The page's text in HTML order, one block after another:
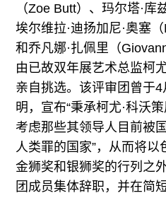
（Zoe Butt）、玛尔塔·库
埃尔维拉·迪扬加尼·奥塞
和乔凡娜·扎佩里（
由已故双年展艺术总监柯
亲自挑选。该评审团曾于
明，宣布“秉承柯尤·科沃
考虑那些其领导人目前被
人类罪的国家”，从而将
金狮奖和银狮奖的行列之
团成员集体辞职，并在简